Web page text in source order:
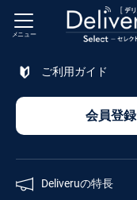
メニュー
ご利用ガイド
会員登録
Deliveruの特長